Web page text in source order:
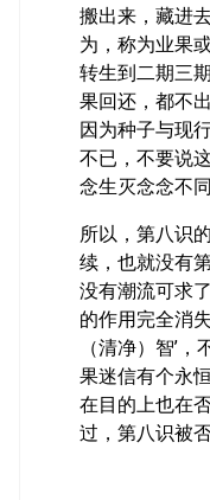
搬出来，藏进
为，称为业果
转生到二期三
果回还，都不
因为种子与现
不已，不要说
念生灭念念不
所以，第八识
续，也就没有
没有潮流可求
的作用完全消
（清净）智’
果迷信有个永
在目的上也在
过，第八识被